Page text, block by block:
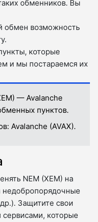
обменников. Вы
обмен возможность
которые
и мы постараемся их
— Avalanche
пунктов.
Avalanche (AVAX).
NEM (XEM) на
недобропорядочные
Защитите свои
которые